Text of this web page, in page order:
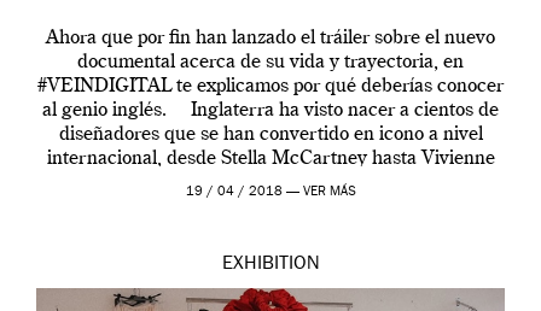
Ahora que por fin han lanzado el tráiler sobre el nuevo
documental acerca de su vida y trayectoria, en
#VEINDIGITAL te explicamos por qué deberías conocer
al genio inglés. Inglaterra ha visto nacer a cientos de
diseñadores que se han convertido en icono a nivel
internacional, desde Stella McCartney hasta Vivienne
Westwood pasando […]
19 / 04 / 2018 — VER MÁS
EXHIBITION